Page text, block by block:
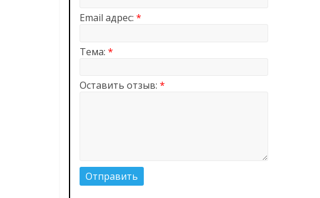
Email адрес: *
Тема: *
Оставить отзыв: *